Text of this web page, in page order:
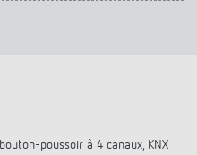
poussoir à 4 canaux, KNX